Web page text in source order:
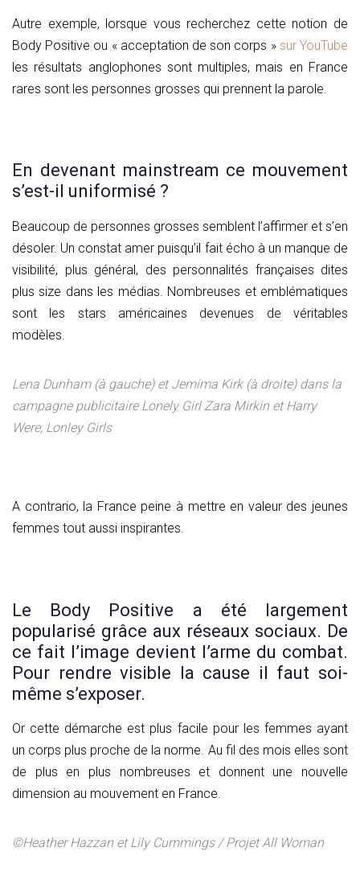
Autre exemple, lorsque vous recherchez cette notion de
Body Positive ou « acceptation de son corps »sur YouTube
les résultats anglophones sont multiples, mais en France
rares sont les personnes grosses qui prennent la parole.
En devenant mainstream ce mouvement
s’est-il uniformisé ?
Beaucoup de personnes grosses semblent l’affirmer et s’en
désoler. Un constat amer puisqu’il fait écho à un manque de
visibilité, plus général, des personnalités françaises dites
plus size dans les médias. Nombreuses et emblématiques
sont les stars américaines devenues de véritables
modèles.
Lena Dunham (à gauche) et Jemima Kirk (à droite) dans la
campagne publicitaire Lonely Girl Zara Mirkin et Harry
Were, Lonley Girls
A contrario, la France peine à mettre en valeur des jeunes
femmes tout aussi inspirantes.
Le Body Positive a été largement
popularisé grâce aux réseaux sociaux. De
ce fait l’image devient l’arme du combat.
Pour rendre visible la cause il faut soi-
même s’exposer.
Or cette démarche est plus facile pour les femmes ayant
un corps plus proche de la norme. Au fil des mois elles sont
de plus en plus nombreuses et donnent une nouvelle
dimension au mouvement en France.
©Heather Hazzan et Lily Cummings / Projet All Woman